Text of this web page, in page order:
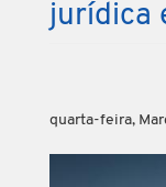
jurídica
quarta-feira,